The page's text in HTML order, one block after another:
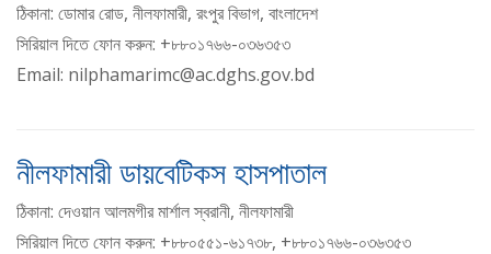
ঠিকানা: ডোমার রোড, নীলফামারী, রংপুর বিভাগ, বাংলাদেশ
সিরিয়াল দিতে ফোন করুন: +৮৮০১৭৬৬-০৩৬৩৫৩
Email: nilphamarimc@ac.dghs.gov.bd
নীলফামারী ডায়বেটিকস হাসপাতাল
ঠিকানা: দেওয়ান আলমগীর মার্শাল স্বরানী, নীলফামারী
সিরিয়াল দিতে ফোন করুন: +৮৮০৫৫১-৬১৭৩৮, +৮৮০১৭৬৬-০৩৬৩৫৩